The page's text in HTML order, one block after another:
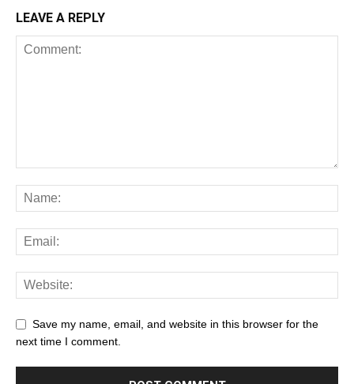
LEAVE A REPLY
Save my name, email, and website in this browser for the
next time I comment.